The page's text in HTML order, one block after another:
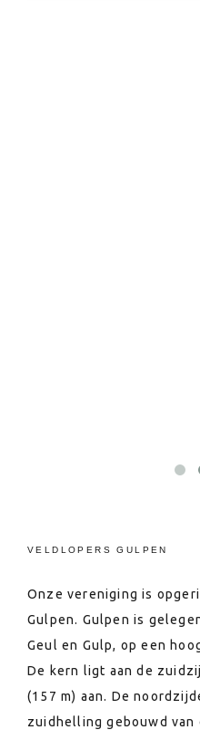
VELDLOPERS GULPEN
Onze vereniging is
Gulpen. Gulpen is
Geul en Gulp, op een
De kern ligt aan de
(157 m) aan. De
zuidhelling gebouwd van